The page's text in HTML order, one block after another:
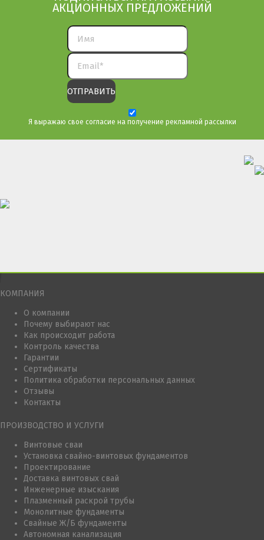
АКЦИОННЫХ ПРЕДЛОЖЕНИЙ
Я выражаю свое согласие на получение рекламной рассылки
КОМПАНИЯ
О компании
Почему выбирают нас
Как происходит работа
Контроль качества
Гарантии
Сертификаты
Политика обработки персональных данных
Отзывы
Контакты
ПРОИЗВОДСТВО И УСЛУГИ
Винтовые сваи
Установка свайно-винтовых фундаментов
Проектирование
Доставка винтовых свай
Инженерные изыскания
Плазменный раскрой трубы
Монолитные фундаменты
Свайные Ж/Б фундаменты
Автономная канализация